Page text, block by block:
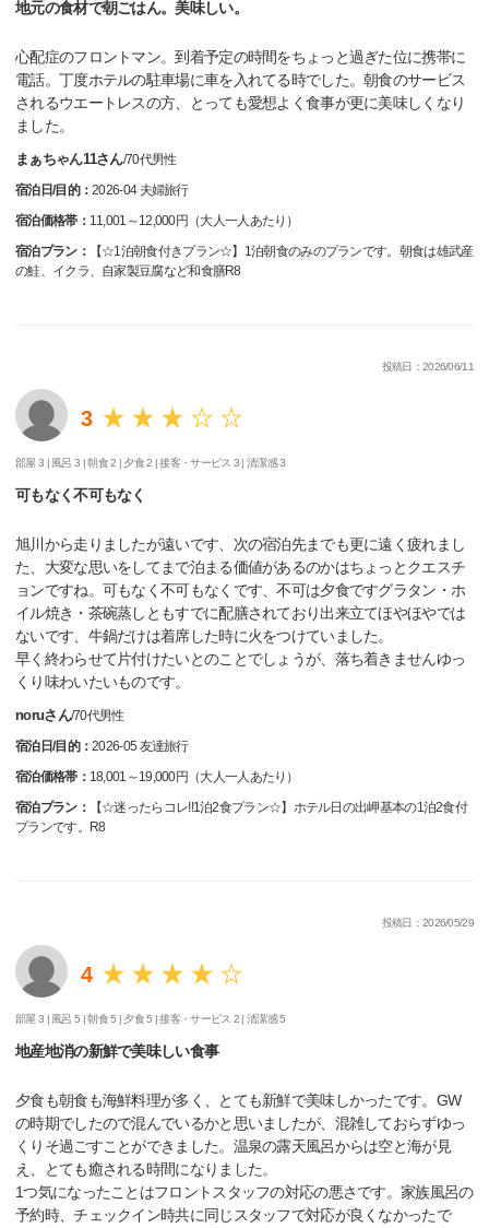
地元の食材で朝ごはん。美味しい。
心配症のフロントマン。到着予定の時間をちょっと過ぎた位に携帯に
電話。丁度ホテルの駐車場に車を入れてる時でした。朝食のサービス
されるウエートレスの方、とっても愛想よく食事が更に美味しくなり
ました。
まぁちゃん11さん/70代男性
宿泊日/目的：2026-04 夫婦旅行
宿泊価格帯： 11,001～12,000円（大人一人あたり）
宿泊プラン：
【☆1泊朝食付きプラン☆】1泊朝食のみのプランです。朝食は雄武産
の鮭、イクラ、自家製豆腐など和食膳R8
投稿日：2026/06/11
3
部屋 3 | 風呂 3 |朝食 2 | 夕食 2 |接客・サービス 3 |清潔感 3
可もなく不可もなく
旭川から走りましたが遠いです、次の宿泊先までも更に遠く疲れまし
た、大変な思いをしてまで泊まる価値があるのかはちょっとクエスチ
ョンですね。可もなく不可もなくです、不可は夕食ですグラタン・ホ
イル焼き・茶碗蒸しともすでに配膳されており出来立てほやほやでは
ないです、牛鍋だけは着席した時に火をつけていました。
早く終わらせて片付けたいとのことでしょうが、落ち着きませんゆっ
くり味わいたいものです。
noruさん/70代男性
宿泊日/目的：2026-05 友達旅行
宿泊価格帯： 18,001～19,000円（大人一人あたり）
宿泊プラン：
【☆迷ったらコレ!!1泊2食プラン☆】ホテル日の出岬基本の1泊2食付
プランです。R8
投稿日：2026/05/29
4
部屋 3 | 風呂 5 |朝食 5 | 夕食 5 |接客・サービス 2 |清潔感 5
地産地消の新鮮で美味しい食事
夕食も朝食も海鮮料理が多く、とても新鮮で美味しかったです。GW
の時期でしたので混んでいるかと思いましたが、混雑しておらずゆっ
くりそ過ごすことができました。温泉の露天風呂からは空と海が見
え、とても癒される時間になりました。
1つ気になったことはフロントスタッフの対応の悪さです。家族風呂の
予約時、チェックイン時共に同じスタッフで対応が良くなかったで